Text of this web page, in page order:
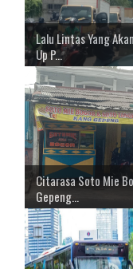
Lalu Lintas Yang
Up P...
Citarasa Soto Mie
Gepeng...